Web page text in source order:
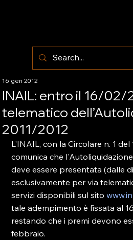
INAIL: entro il 16/02/
telematico
2011/2012
16 gen 2012
L'INAIL, con la Circolare n. 1 del
comunica che
deve essere presentata (dalle
esclusivamente per via
servizi disponibili sul sito
tale adempimento è fissata al
restando che i premi devono
febbraio.